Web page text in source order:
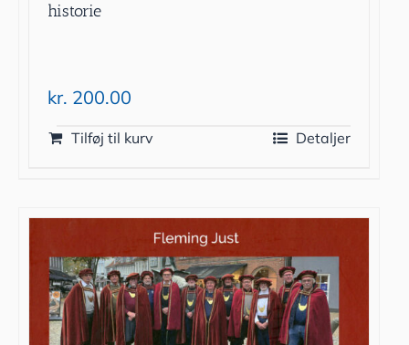
historie
kr. 200.00
Tilføj til kurv Detaljer